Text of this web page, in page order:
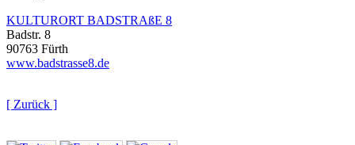
KULTURORT BADSTRAßE 8
Badstr. 8
90763 Fürth
www.badstrasse8.de
[ Zurück ]